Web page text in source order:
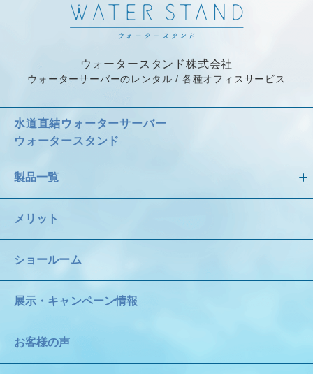
ウォータースタンド株式会社
ウォーターサーバーのレンタル / 各種オフィスサービス
水道直結ウォーターサーバー
ウォータースタンド
製品一覧
メリット
ショールーム
展示・キャンペーン情報
お客様の声